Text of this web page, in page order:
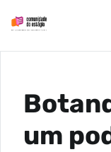
um